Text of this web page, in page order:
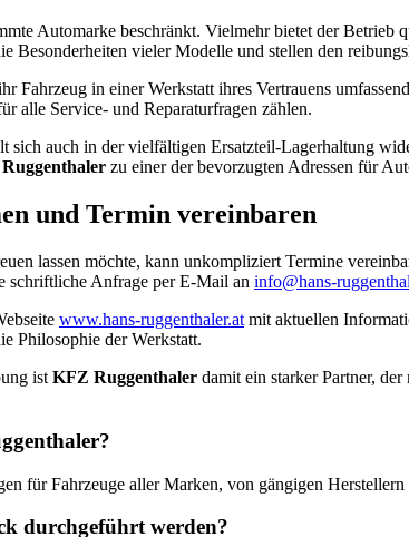
Automarke beschränkt. Vielmehr bietet der
Besonderheiten vieler Modelle und stellen den
Fahrzeug in einer Werkstatt ihres Vertrauens
alle Service- und Reparaturfragen zählen.
sich auch in der vielfältigen Ersatzteil-Lagerhaltung
zu einer der bevorzugten Adressen für
und Termin vereinbaren
lassen möchte, kann unkompliziert Termine
schriftliche Anfrage per E-Mail an info@hans-
www.hans-ruggenthaler.at mit aktuellen
Philosophie der Werkstatt.
ist KFZ Ruggenthaler damit ein starker Partner,
für Fahrzeuge aller Marken, von gängigen
durchgeführt werden?